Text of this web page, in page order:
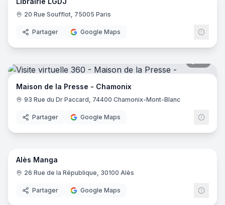
20 Rue Soufflot, 75005 Paris
Partager Google Maps
Maison de la Presse - Chamonix
93 Rue du Dr Paccard, 74400 Chamonix-Mont-Blanc
Partager Google Maps
7
Alès Manga
26 Rue de la République, 30100 Alès
Partager Google Maps